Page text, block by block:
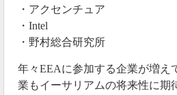
・アクセンチュア
・Intel
・野村総合研究所
年々EEAに参加する企業が増え
業もイーサリアムの将来性に期